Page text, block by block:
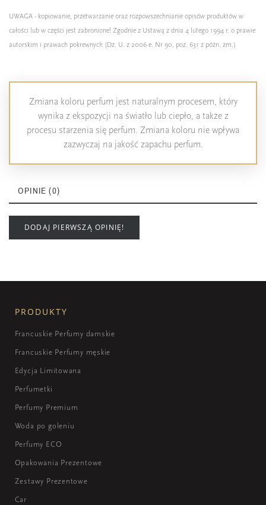
UWAGA - kopiowanie, przetwarzanie oraz rozpowszechnianie opisów produktów w
całości lub w części jest zabronione! Zgodnie z Ustawą z dnia 4 lutego 1994 r. o prawie
autorskim i prawach pokrewnych (Dz. U. z 2006 e. Nr 90, poz. 631 z późn. zm.)
Zmiana koloru perfum jest naturalnym procesem, który
wynika z ekspozycji na światło lub ciepło, a także z
procesu starzenia się perfum. Zmiana koloru nie wpływa
zazwyczaj na jakość zapachu perfum.
OPINIE (0)
DODAJ PIERWSZĄ OPINIĘ!
PRODUKTY
Francuskie Perfumy damskie
Francuskie Perfumy męskie
Edycja Limitowana
Perfumetki
Perfumy Premium
Woda po goleniu
Perfumy ECO
Opakowania Prezentowe
Zestawy Prezentowe
Car